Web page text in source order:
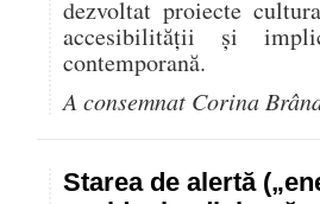
dezvoltat proiecte
accesibilității și
contemporană.
A consemnat Corina
Starea de alertă